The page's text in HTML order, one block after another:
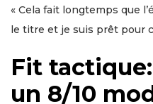
« Cela fait longtemps que
le titre et je suis prêt pour
Fit
un 8/10